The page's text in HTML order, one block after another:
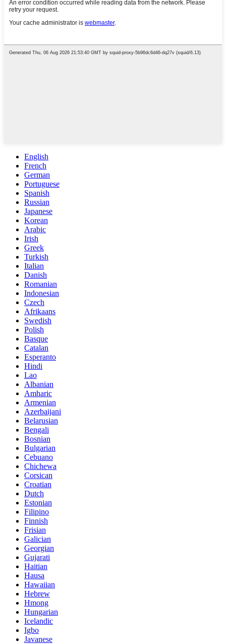
English
French
German
Portuguese
Spanish
Russian
Japanese
Korean
Arabic
Irish
Greek
Turkish
Italian
Danish
Romanian
Indonesian
Czech
Afrikaans
Swedish
Polish
Basque
Catalan
Esperanto
Hindi
Lao
Albanian
Amharic
Armenian
Azerbaijani
Belarusian
Bengali
Bosnian
Bulgarian
Cebuano
Chichewa
Corsican
Croatian
Dutch
Estonian
Filipino
Finnish
Frisian
Galician
Georgian
Gujarati
Haitian
Hausa
Hawaiian
Hebrew
Hmong
Hungarian
Icelandic
Igbo
Javanese